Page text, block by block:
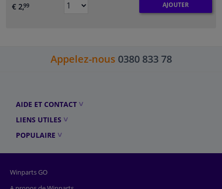
€ 2,99 AJOUTER
Appelez-nous 0380 833 78
AIDE ET CONTACT
LIENS UTILES
POPULAIRE
Winparts GO